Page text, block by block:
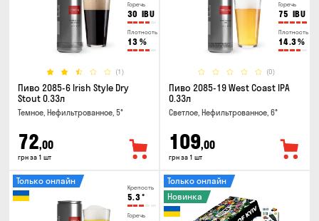
Горечь
30 IBU
Плотность
13 %
(1)
Пиво 2085-6 Irish Style Dry
Stout 0.33л
Темное, Нефильтрованное, 5°
72,00
грн за 1 шт
Горечь
75 IBU
Плотность
14.3%
(0)
Пиво 2085-19 West Coast IPA
0.33л
Светлое, Нефильтрованное, 6°
109,00
грн за 1 шт
Крепость
5.3°
Горечь
Только онлайн
Только онлайн
Новинка